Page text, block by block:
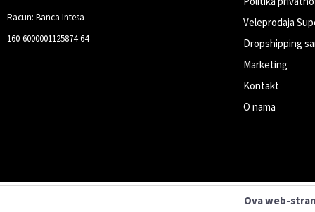
Racun: Banca Intesa
160-6000001125874-64
Veleprodaja
Dropshipping
Marketing
Kontakt
O nama
Ova web-